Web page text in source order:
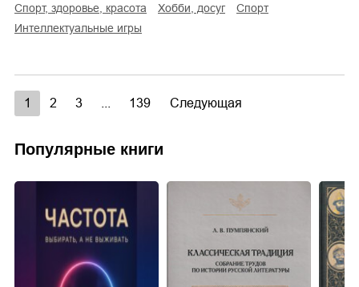
спорт, здоровье, красота
хобби, досуг
спорт
интеллектуальные игры
1 2 3 139 Следующая
Популярные книги